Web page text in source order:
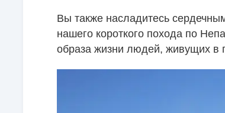
Вы также насладитесь
нашего короткого похода по
образа жизни людей, живущих в